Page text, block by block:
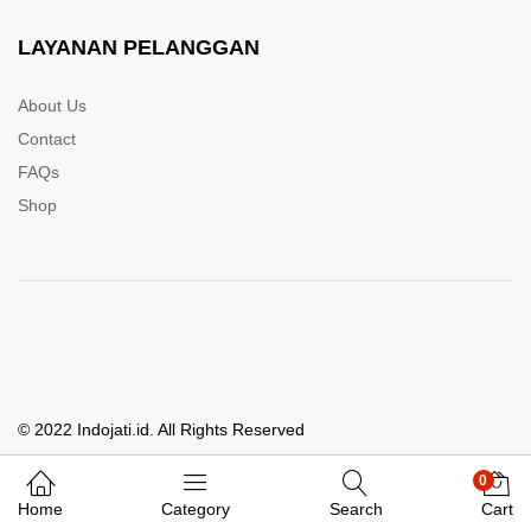
Whatsapp Kami
LAYANAN PELANGGAN
About Us
Contact
FAQs
Shop
© 2022 Indojati.id. All Rights Reserved
Home Category Search
0
Cart